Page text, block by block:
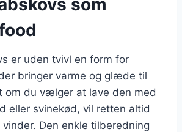
er uden tvivl en form for
bringer varme og glæde til
om du vælger at lave den med
eller svinekød, vil retten altid
Den enkle tilberedning